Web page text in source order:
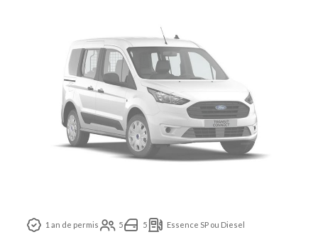
1 an de permis 5 5 Essence SP ou Diesel